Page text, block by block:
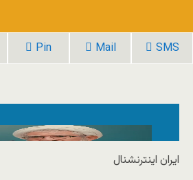
Pin Mail SMS
ایران اینترنشنال